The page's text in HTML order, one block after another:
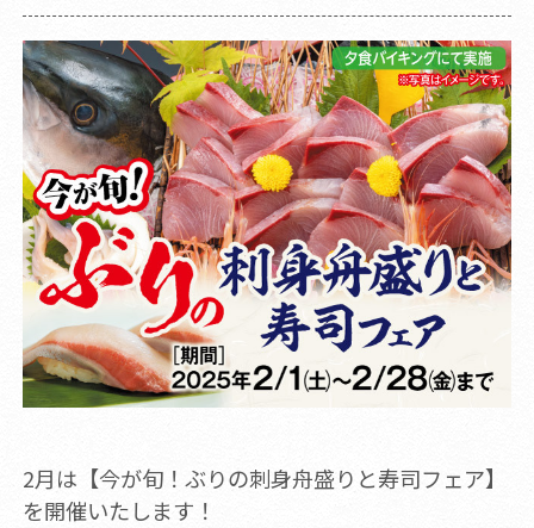
2月は【今が旬！ぶりの刺身舟盛りと寿司フェア】
を開催いたします！